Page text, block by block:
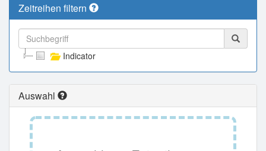
Zeitreihen filtern
Indicator
Auswahl